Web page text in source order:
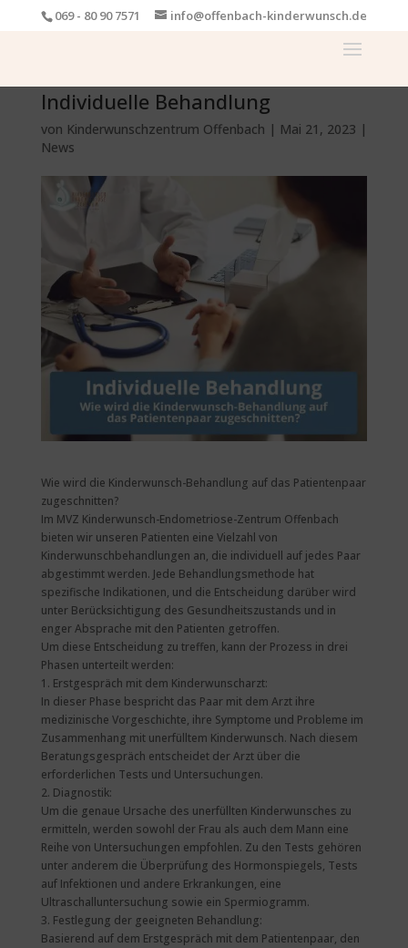
069 - 80 90 7571 info@offenbach-kinderwunsch.de
Individuelle Behandlung
von Kinderwunschzentrum Offenbach | Mai 21, 2023 |
News
Wie wird die Kinderwunsch-Behandlung auf das Patientenpaar
zugeschnitten?
Im MVZ Kinderwunsch-Endometriose-Zentrum Offenbach
bieten wir unseren Patienten eine Vielzahl von
Kinderwunschbehandlungen an, die individuell auf jedes Paar
abgestimmt werden. Jede Behandlungsmethode hat
spezifische Indikationen, und die Entscheidung darüber wird
unter Berücksichtigung des Gesundheitszustands und in
enger Absprache mit den Patienten getroffen.
Um diese Entscheidung zu treffen, kann der Prozess in drei
Phasen unterteilt werden:
1. Erstgespräch mit dem Kinderwunscharzt:
In dieser Phase bespricht das Paar mit dem Arzt ihre
medizinische Vorgeschichte, ihre Symptome und Probleme im
Zusammenhang mit unerfülltem Kinderwunsch. Nach diesem
Beratungsgespräch entscheidet der Arzt über die
erforderlichen Tests und Untersuchungen.
2. Diagnostik:
Um die genaue Ursache des unerfüllten Kinderwunsches zu
ermitteln, werden sowohl der Frau als auch dem Mann eine
Reihe von Untersuchungen empfohlen. Zu den Tests gehören
unter anderem die Überprüfung des Hormonspiegels, Tests
auf Infektionen und andere Erkrankungen, eine
Ultraschalluntersuchung sowie ein Spermiogramm.
3. Festlegung der geeigneten Behandlung:
Basierend auf dem Erstgespräch mit dem Patientenpaar, den